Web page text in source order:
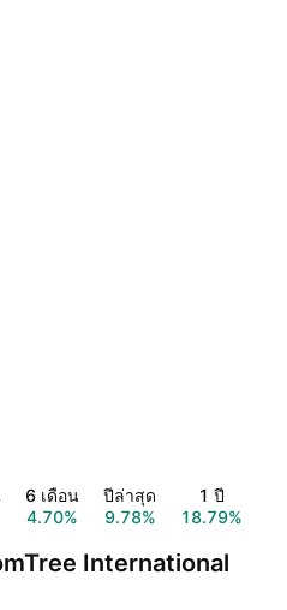
6 เดือน
4.70%
ปีล่าสุด
9.78%
1 ปี
18.79%
International